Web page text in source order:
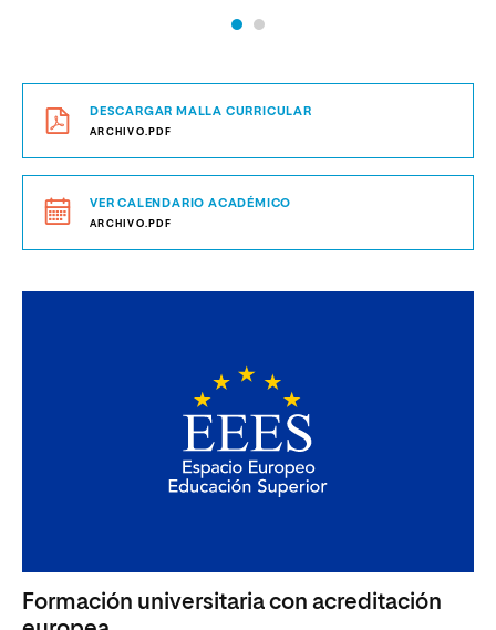
DESCARGAR MALLA CURRICULAR
ARCHIVO.PDF
VER CALENDARIO ACADÉMICO
ARCHIVO.PDF
Formación universitaria con acreditación